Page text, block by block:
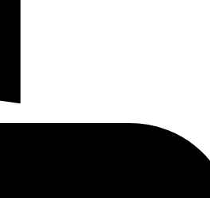
Premium kasutajaks